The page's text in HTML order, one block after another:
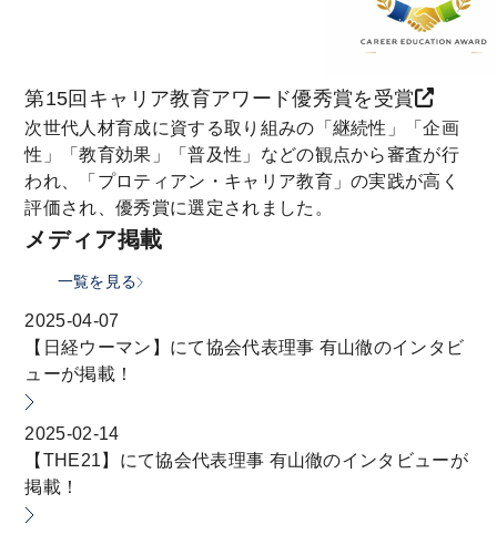
第15回キャリア教育アワード優秀賞を受賞
次世代人材育成に資する取り組みの「継続性」「企画
性」「教育効果」「普及性」などの観点から審査が行
われ、「プロティアン・キャリア教育」の実践が高く
評価され、優秀賞に選定されました。
メディア掲載
一覧を見る
2025-04-07
【日経ウーマン】にて協会代表理事 有山徹のインタビ
ューが掲載！
2025-02-14
【THE21】にて協会代表理事 有山徹のインタビューが
掲載！